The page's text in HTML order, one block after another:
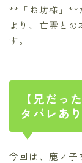
**「お坊様」**
より、亡霊と
す。
【兄だっ
タバレあり
今回は、鹿ノ子